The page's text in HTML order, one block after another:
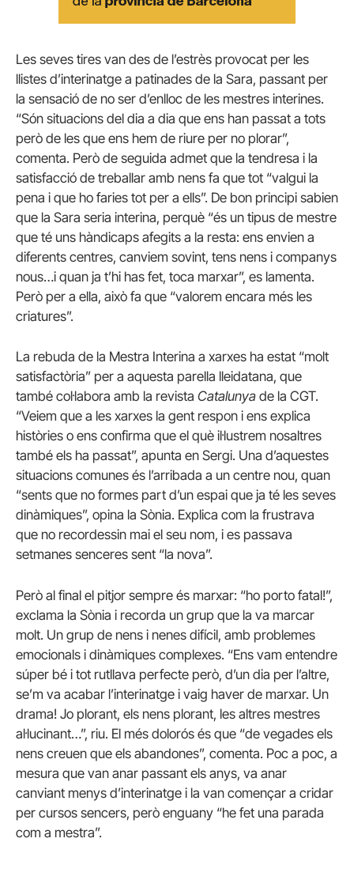
Les seves tires van des de l’estrès provocat per les
llistes d’interinatge a patinades de la Sara, passant per
la sensació de no ser d’enlloc de les mestres interines.
“Són situacions del dia a dia que ens han passat a tots
però de les que ens hem de riure per no plorar”,
comenta. Però de seguida admet que la tendresa i la
satisfacció de treballar amb nens fa que tot “valgui la
pena i que ho faries tot per a ells”. De bon principi sabien
que la Sara seria interina, perquè “és un tipus de mestre
que té uns hàndicaps afegits a la resta: ens envien a
diferents centres, canviem sovint, tens nens i companys
nous…i quan ja t’hi has fet, toca marxar”, es lamenta.
Però per a ella, això fa que “valorem encara més les
criatures”.
La rebuda de la Mestra Interina a xarxes ha estat “molt
satisfactòria” per a aquesta parella lleidatana, que
també col·labora amb la revista Catalunya de la CGT.
“Veiem que a les xarxes la gent respon i ens explica
històries o ens confirma que el què il·lustrem nosaltres
també els ha passat”, apunta en Sergi. Una d’aquestes
situacions comunes és l’arribada a un centre nou, quan
“sents que no formes part d’un espai que ja té les seves
dinàmiques”, opina la Sònia. Explica com la frustrava
que no recordessin mai el seu nom, i es passava
setmanes senceres sent “la nova”.
Però al final el pitjor sempre és marxar: “ho porto fatal!”,
exclama la Sònia i recorda un grup que la va marcar
molt. Un grup de nens i nenes difícil, amb problemes
emocionals i dinàmiques complexes. “Ens vam entendre
súper bé i tot rutllava perfecte però, d’un dia per l’altre,
se’m va acabar l’interinatge i vaig haver de marxar. Un
drama! Jo plorant, els nens plorant, les altres mestres
al·lucinant…”, riu. El més dolorós és que “de vegades els
nens creuen que els abandones”, comenta. Poc a poc, a
mesura que van anar passant els anys, va anar
canviant menys d’interinatge i la van començar a cridar
per cursos sencers, però enguany “he fet una parada
com a mestra”.